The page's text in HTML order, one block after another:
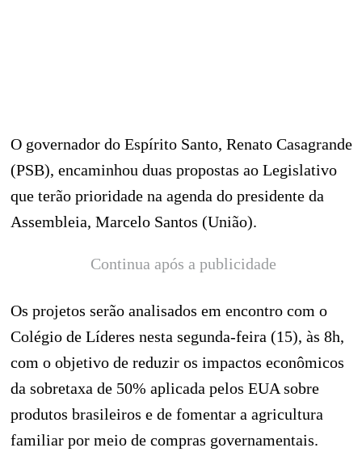
O governador do Espírito Santo, Renato Casagrande
(PSB), encaminhou duas propostas ao Legislativo
que terão prioridade na agenda do presidente da
Assembleia, Marcelo Santos (União).
Continua após a publicidade
Os projetos serão analisados em encontro com o
Colégio de Líderes nesta segunda-feira (15), às 8h,
com o objetivo de reduzir os impactos econômicos
da sobretaxa de 50% aplicada pelos EUA sobre
produtos brasileiros e de fomentar a agricultura
familiar por meio de compras governamentais.